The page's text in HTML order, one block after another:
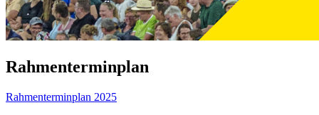
Rahmenterminplan
Rahmenterminplan 2025